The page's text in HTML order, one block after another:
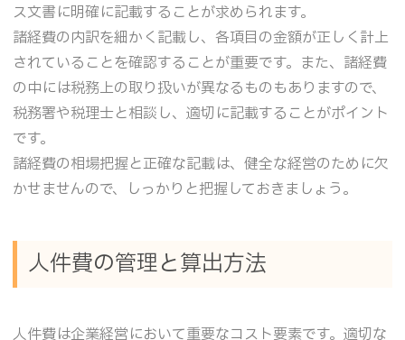
ス文書に明確に記載することが求められます。
諸経費の内訳を細かく記載し、各項目の金額が正しく計上
されていることを確認することが重要です。また、諸経費
の中には税務上の取り扱いが異なるものもありますので、
税務署や税理士と相談し、適切に記載することがポイント
です。
諸経費の相場把握と正確な記載は、健全な経営のために欠
かせませんので、しっかりと把握しておきましょう。
人件費の管理と算出方法
人件費は企業経営において重要なコスト要素です。適切な